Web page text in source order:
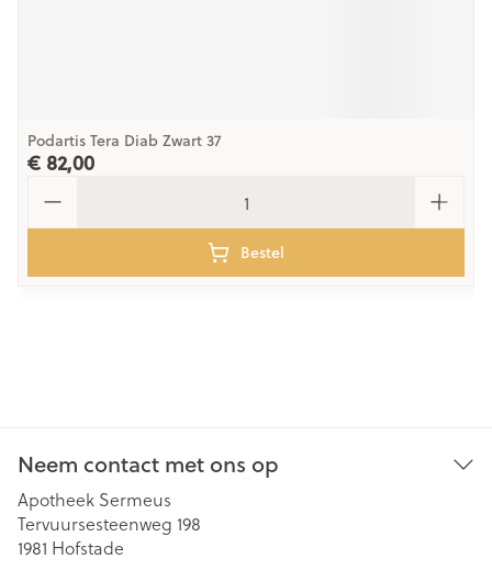
Podartis Tera Diab Zwart 37
€ 82,00
Bestel
Neem contact met ons op
Apotheek Sermeus
Tervuursesteenweg 198
1981 Hofstade